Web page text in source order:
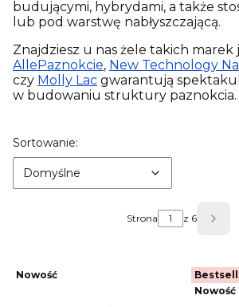
budującymi, hybrydami, a także
lub pod warstwę nabłyszczającą.
Znajdziesz u nas żele takich marek
AllePaznokcie, New Technology
czy Molly Lac gwarantują
w budowaniu struktury paznokcia.
Lista produktów
Sortowanie:
Domyślne
Strona z 6
Nowość
Nowość